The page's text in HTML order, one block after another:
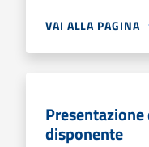
VAI ALLA PAGINA
Presentazione
disponente